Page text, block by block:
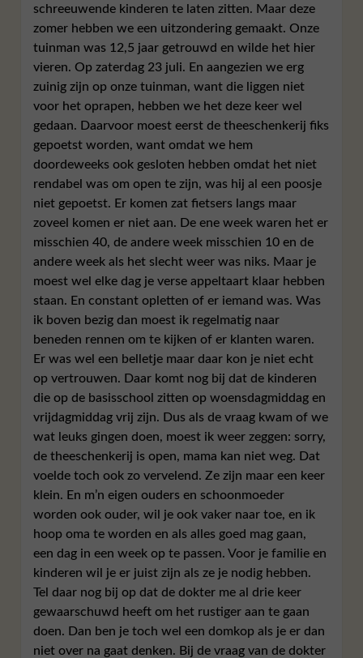
schreeuwende kinderen te laten zitten. Maar deze
zomer hebben we een uitzondering gemaakt. Onze
tuinman was 12,5 jaar getrouwd en wilde het hier
vieren. Op zaterdag 23 juli. En aangezien we erg
zuinig zijn op onze tuinman, want die liggen niet
voor het oprapen, hebben we het deze keer wel
gedaan. Daarvoor moest eerst de theeschenkerij fiks
gepoetst worden, want omdat we hem
doordeweeks ook gesloten hebben omdat het niet
rendabel was om open te zijn, was hij al een poosje
niet gepoetst. Er komen zat fietsers langs maar
zoveel komen er niet aan. De ene week waren het er
misschien 40, de andere week misschien 10 en de
andere week als het slecht weer was niks. Maar je
moest wel elke dag je verse appeltaart klaar hebben
staan. En constant opletten of er iemand was. Was
ik boven bezig dan moest ik regelmatig naar
beneden rennen om te kijken of er klanten waren.
Er was wel een belletje maar daar kon je niet echt
op vertrouwen. Daar komt nog bij dat de kinderen
die op de basisschool zitten op woensdagmiddag en
vrijdagmiddag vrij zijn. Dus als de vraag kwam of we
wat leuks gingen doen, moest ik weer zeggen: sorry,
de theeschenkerij is open, mama kan niet weg. Dat
voelde toch ook zo vervelend. Ze zijn maar een keer
klein. En m’n eigen ouders en schoonmoeder
worden ook ouder, wil je ook vaker naar toe, en ik
hoop oma te worden en als alles goed mag gaan,
een dag in een week op te passen. Voor je familie en
kinderen wil je er juist zijn als ze je nodig hebben.
Tel daar nog bij op dat de dokter me al drie keer
gewaarschuwd heeft om het rustiger aan te gaan
doen. Dan ben je toch wel een domkop als je er dan
niet over na gaat denken. Bij de vraag van de dokter